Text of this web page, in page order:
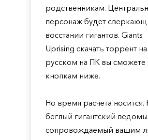
родственникам.
персонаж будет
восстании гигантов. Giants
Uprising скачать торрент на
русском на ПК вы сможете
кнопкам ниже.
Но время расчета носится.
беглый гигантский
сопровождаемый вашим